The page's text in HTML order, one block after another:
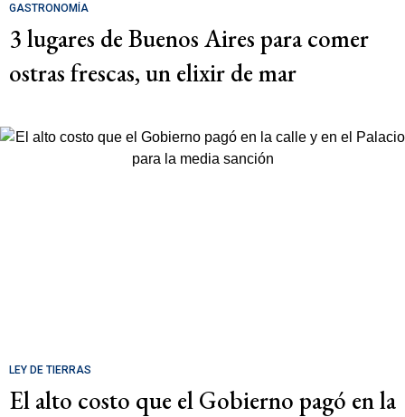
GASTRONOMÍA
3 lugares de Buenos Aires para comer
ostras frescas, un elixir de mar
LEY DE TIERRAS
El alto costo que el Gobierno pagó en la